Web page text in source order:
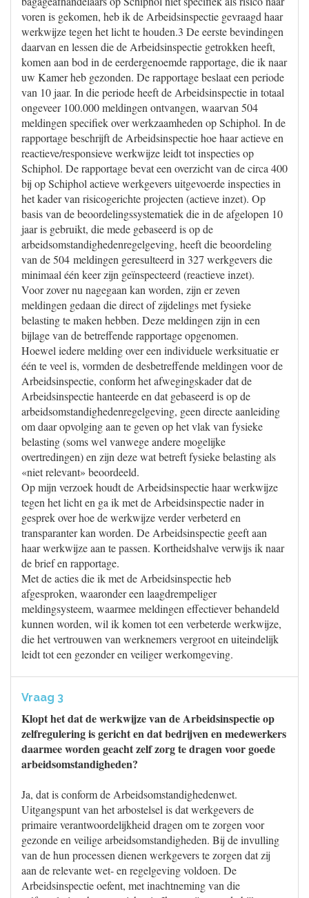
voren is gekomen, heb ik de Arbeidsinspectie gevraagd haar
werkwijze tegen het licht te houden.3 De eerste bevindingen
daarvan en lessen die de Arbeidsinspectie getrokken heeft,
komen aan bod in de eerdergenoemde rapportage, die ik naar
uw Kamer heb gezonden. De rapportage beslaat een periode
van 10 jaar. In die periode heeft de Arbeidsinspectie in totaal
ongeveer 100.000 meldingen ontvangen, waarvan 504
meldingen specifiek over werkzaamheden op Schiphol. In de
rapportage beschrijft de Arbeidsinspectie hoe haar actieve en
reactieve/responsieve werkwijze leidt tot inspecties op
Schiphol. De rapportage bevat een overzicht van de circa 400
bij op Schiphol actieve werkgevers uitgevoerde inspecties in
het kader van risicogerichte projecten (actieve inzet). Op
basis van de beoordelingssystematiek die in de afgelopen 10
jaar is gebruikt, die mede gebaseerd is op de
arbeidsomstandighedenregelgeving, heeft die beoordeling
van de 504 meldingen geresulteerd in 327 werkgevers die
minimaal één keer zijn geïnspecteerd (reactieve inzet).
Voor zover nu nagegaan kan worden, zijn er zeven
meldingen gedaan die direct of zijdelings met fysieke
belasting te maken hebben. Deze meldingen zijn in een
bijlage van de betreffende rapportage opgenomen.
Hoewel iedere melding over een individuele werksituatie er
één te veel is, vormden de desbetreffende meldingen voor de
Arbeidsinspectie, conform het afwegingskader dat de
Arbeidsinspectie hanteerde en dat gebaseerd is op de
arbeidsomstandighedenregelgeving, geen directe aanleiding
om daar opvolging aan te geven op het vlak van fysieke
belasting (soms wel vanwege andere mogelijke
overtredingen) en zijn deze wat betreft fysieke belasting als
«niet relevant» beoordeeld.
Op mijn verzoek houdt de Arbeidsinspectie haar werkwijze
tegen het licht en ga ik met de Arbeidsinspectie nader in
gesprek over hoe de werkwijze verder verbeterd en
transparanter kan worden. De Arbeidsinspectie geeft aan
haar werkwijze aan te passen. Kortheidshalve verwijs ik naar
de brief en rapportage.
Met de acties die ik met de Arbeidsinspectie heb
afgesproken, waaronder een laagdrempeliger
meldingsysteem, waarmee meldingen effectiever behandeld
kunnen worden, wil ik komen tot een verbeterde werkwijze,
die het vertrouwen van werknemers vergroot en uiteindelijk
leidt tot een gezonder en veiliger werkomgeving.
Vraag 3
Klopt het dat de werkwijze van de Arbeidsinspectie op
zelfregulering is gericht en dat bedrijven en medewerkers
daarmee worden geacht zelf zorg te dragen voor goede
arbeidsomstandigheden?
Ja, dat is conform de Arbeidsomstandighedenwet.
Uitgangspunt van het arbostelsel is dat werkgevers de
primaire verantwoordelijkheid dragen om te zorgen voor
gezonde en veilige arbeidsomstandigheden. Bij de invulling
van de hun processen dienen werkgevers te zorgen dat zij
aan de relevante wet- en regelgeving voldoen. De
Arbeidsinspectie oefent, met inachtneming van die